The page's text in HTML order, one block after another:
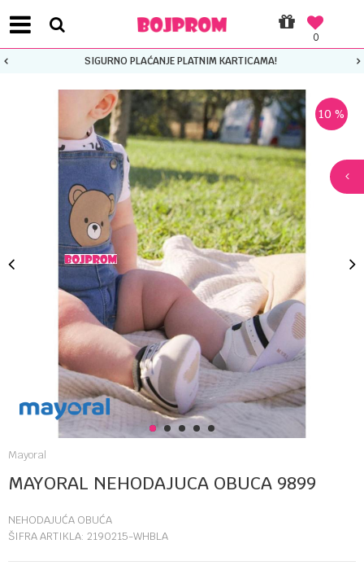
0
SIGURNO PLAĆANJE PLATNIM KARTICAMA!
1 2 3 4 5
10 %
Mayoral
MAYORAL NEHODAJUCA OBUCA 9899
NEHODAJUĆA OBUĆA
ŠIFRA ARTIKLA: 2190215-WHBLA